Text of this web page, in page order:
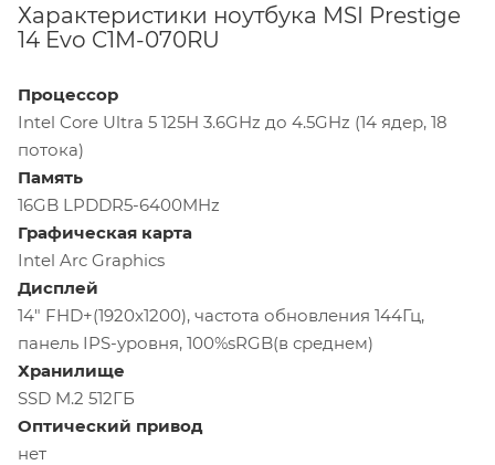
Характеристики ноутбука MSI Prestige
14 Evo C1M-070RU
Процессор
Intel Core Ultra 5 125H 3.6GHz до 4.5GHz (14 ядер, 18
потока)
Память
16GB LPDDR5-6400MHz
Графическая карта
Intel Arc Graphics
Дисплей
14" FHD+(1920x1200), частота обновления 144Гц,
панель IPS-уровня, 100%sRGB(в среднем)
Хранилище
SSD M.2 512ГБ
Оптический привод
нет